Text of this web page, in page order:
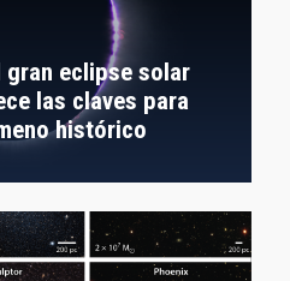
gran eclipse solar
las claves para
histórico